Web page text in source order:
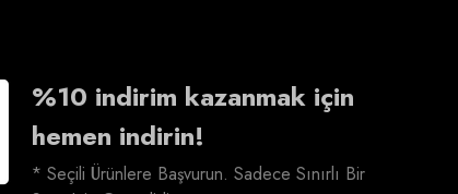
%10 indirim kazanmak için
hemen indirin!
* Seçili Ürünlere Başvurun. Sadece Sınırlı Bir